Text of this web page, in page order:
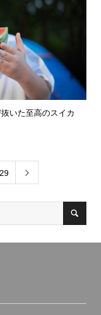
いた至高のスイカ
29 